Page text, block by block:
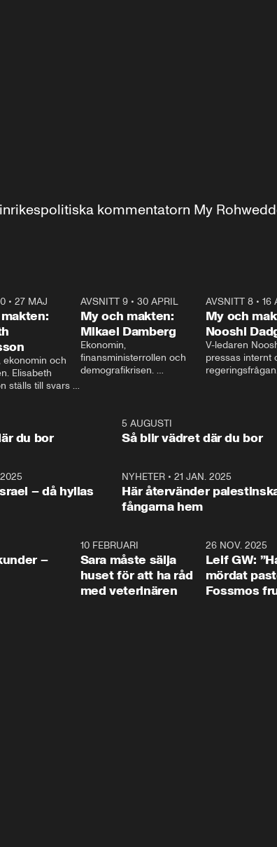
kommentatorn My
•27 MAJ
ekonomin och
Elisabeth
ställs till svars
AVSNITT 9• 30 APRIL
My och makten:
Mikael Damberg
Ekonomin,
finansministerrollen och
demografikrisen.
och Makten.
AVSNITT 8• 16
My och
Nooshi
V-ledaren
pressas internt
– Vi ställer upp i
vara med så
1:06
du bor
5 AUGUSTI
Så blir vädret där du bor
– då hyllas
NYHETER •21 JAN. 2025
Här återvänder
fångarna hem
–
10 FEBRUARI
Sara måste sälja
huset för att ha råd
med veterinären
26 NOV. 2025
Leif GW:
mördat
Fossmos